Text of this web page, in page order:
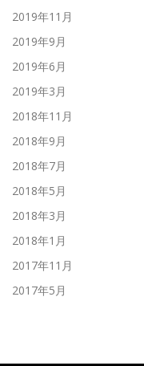
2019年11月
2019年9月
2019年6月
2019年3月
2018年11月
2018年9月
2018年7月
2018年5月
2018年3月
2018年1月
2017年11月
2017年5月